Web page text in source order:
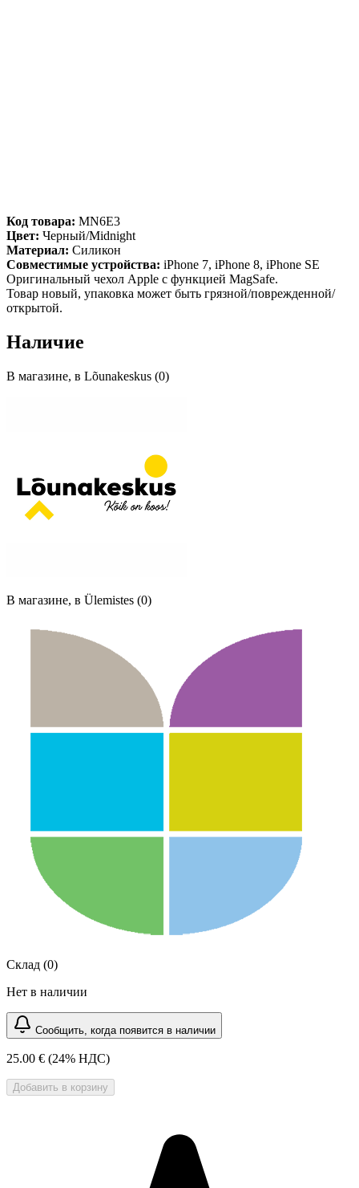
Код товара: MN6E3
Цвет: Черный/Midnight
Материал: Силикон
Совместимые устройства: iPhone 7, iPhone 8, iPhone SE
Оригинальный чехол Apple с функцией MagSafe.
Товар новый, упаковка может быть грязной/поврежденной/
открытой.
Наличие
В магазине, в Lõunakeskus (0)
В магазине, в Ülemistes (0)
Склад (0)
Нет в наличии
Сообщить, когда появится в наличии
25.00 € (24% НДС)
Добавить в корзину